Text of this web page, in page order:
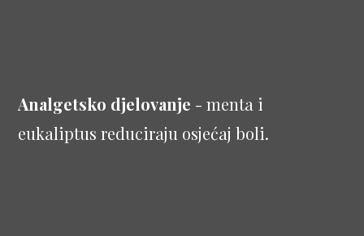
Analgetsko djelovanje - menta i
eukaliptus reduciraju osjećaj boli.